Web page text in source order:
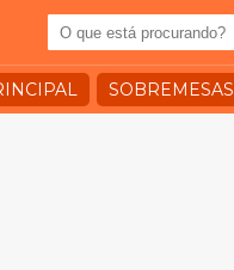
SOBREMESAS